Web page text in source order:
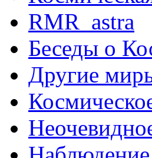
RMR_astra
Беседы о
Другие